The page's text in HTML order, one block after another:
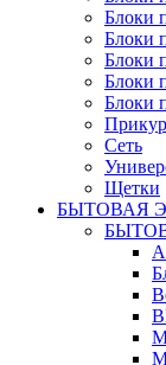
Блоки
Блоки
Блоки
Блоки
Блоки
Сеть
Щетки
БЫТОВАЯ